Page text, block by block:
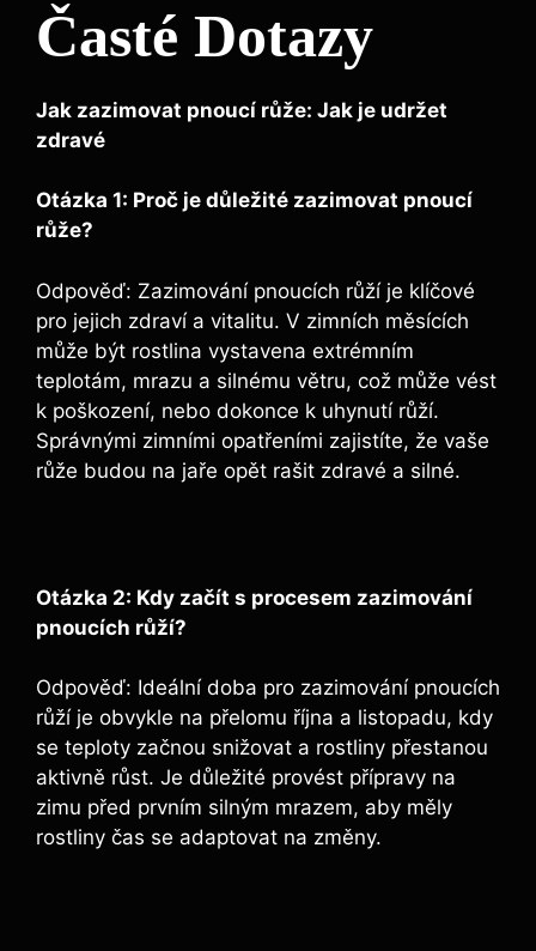
Časté Dotazy
Jak zazimovat pnoucí růže: Jak je udržet
zdravé
Otázka 1: Proč je důležité zazimovat pnoucí
růže?
Odpověď: Zazimování pnoucích růží je klíčové
pro jejich zdraví a vitalitu. V zimních měsících
může být rostlina vystavena extrémním
teplotám, mrazu a silnému větru, což může vést
k poškození, nebo dokonce k uhynutí růží.
Správnými zimními opatřeními zajistíte, že vaše
růže budou na jaře opět rašit zdravé a silné.
Otázka 2: Kdy začít s procesem zazimování
pnoucích růží?
Odpověď: Ideální doba pro zazimování pnoucích
růží je obvykle na přelomu října a listopadu, kdy
se teploty začnou snižovat a rostliny přestanou
aktivně růst. Je důležité provést přípravy na
zimu před prvním silným mrazem, aby měly
rostliny čas se adaptovat na změny.